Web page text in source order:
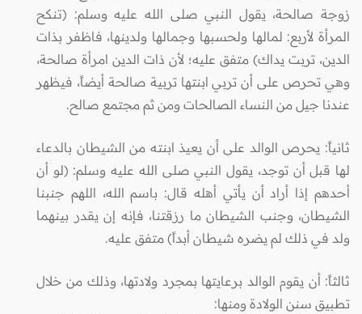
زوجة صالحة، يقول النبي صلى الله عليه وسلم: (تنكح
المرأة لأربع: لمالها ولحسبها وجمالها ولدينها، فاظفر بذات
الدين، تربت يداك) متفق عليه؛ لأن ذات الدين امرأة صالحة،
وهي تحرص على أن تربي ابنتها تربية صالحة أيضاً، فيظهر
عندنا جيل من النساء الصالحات ومن ثم مجتمع صالح.
ثانياً: يحرص الوالد على أن يعيذ ابنته من الشيطان بالدعاء
لها قبل أن توجد، يقول النبي صلى الله عليه وسلم: (لو أن
أحدهم إذا أراد أن يأتي أهله قال: باسم الله، اللهم جنبنا
الشيطان، وجنب الشيطان ما رزقتنا، فإنه إن يقدر بينهما
ولد في ذلك لم يضره شيطان أبداً) متفق عليه.
ثالثاً: أن يقوم الوالد برعايتها بمجرد ولادتها، وذلك من خلال
تطبيق سنن الولادة ومنها: